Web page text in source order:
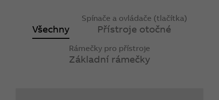
Všechny
Spínače a ovládače (tlačítka)
Přístroje otočné
Rámečky pro přístroje
Základní rámečky